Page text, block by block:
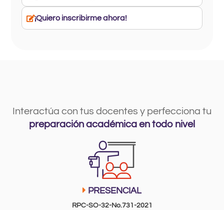
¡Quiero inscribirme ahora!
Interactúa con tus docentes y perfecciona tu
preparación académica en todo nivel
PRESENCIAL
RPC-SO-32-No.731-2021